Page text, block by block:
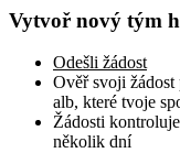
Vytvoř nový tým
Odešli žádost
Ověř svoji
alb, které tvoje
Žádosti
několik dní